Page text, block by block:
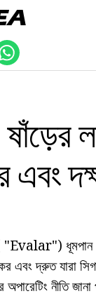
"Evalar") ধূমপান
দ্রুত যারা
নীতি